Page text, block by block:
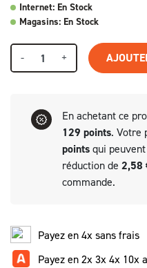
Internet: En Stock
Magasins: En Stock
- +
En achetant ce
129 points. Votre
pointsqui peuvent
réduction de 2,58
commande.
Payez en 4x sans frais
Payez en 2x 3x 4x 10x